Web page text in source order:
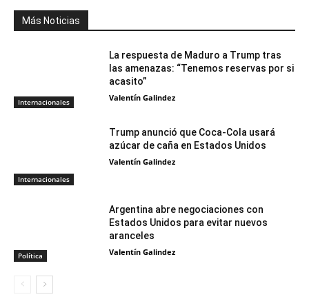
Más Noticias
Internacionales
La respuesta de Maduro a Trump tras
las amenazas: “Tenemos reservas por si
acasito”
Valentín Galindez
Internacionales
Trump anunció que Coca-Cola usará
azúcar de caña en Estados Unidos
Valentín Galindez
Política
Argentina abre negociaciones con
Estados Unidos para evitar nuevos
aranceles
Valentín Galindez